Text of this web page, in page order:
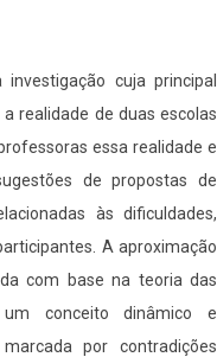
cuja principal
realidade de duas escolas
essa realidade e
de propostas de
às dificuldades,
A aproximação
com base na teoria das
um conceito dinâmico e
por contradições